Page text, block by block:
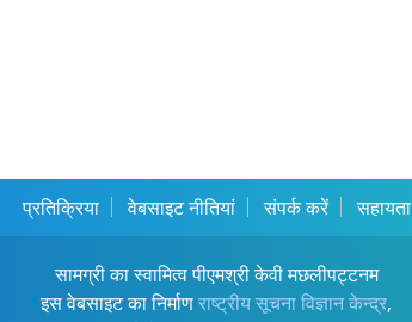
प्रतिक्रिया वेबसाइट नीतियां संपर्क करें सहायता
सामग्री का स्वामित्व पीएमश्री केवी मछलीपट्टनम
इस वेबसाइट का निर्माणराष्ट्रीय सूचना विज्ञान केन्द्र,